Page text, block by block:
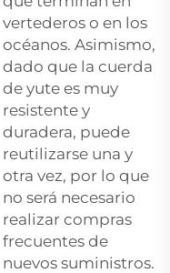
vertederos o en los
océanos. Asimismo,
dado que la cuerda
de yute es muy
resistente y
duradera, puede
reutilizarse una y
otra vez, por lo que
no será necesario
realizar compras
frecuentes de
nuevos suministros.